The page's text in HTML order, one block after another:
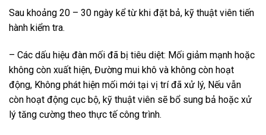
Sau khoảng 20 – 30 ngày kể từ khi đặt bả, kỹ thuật viên tiến
hành kiểm tra.
– Các dấu hiệu đàn mối đã bị tiêu diệt: Mối giảm mạnh hoặc
không còn xuất hiện, Đường mui khô và không còn hoạt
động, Không phát hiện mối mới tại vị trí đã xử lý, Nếu vẫn
còn hoạt động cục bộ, kỹ thuật viên sẽ bổ sung bả hoặc xử
lý tăng cường theo thực tế công trình.